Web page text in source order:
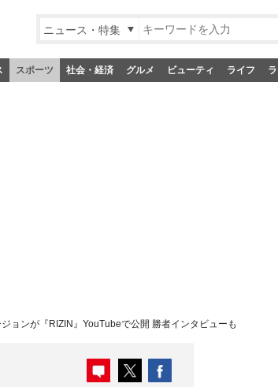
ニュース・特集
スポーツ 社会・経済 グルメ ビューティ ライフ
ョンが『RIZIN』YouTubeで公開 勝者インタビューも